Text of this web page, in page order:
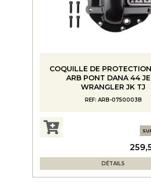
COQUILLE DE
ARB PONT DANA 44
WRANGLER JK TJ
REF: ARB-0750003B
DÉTAILS